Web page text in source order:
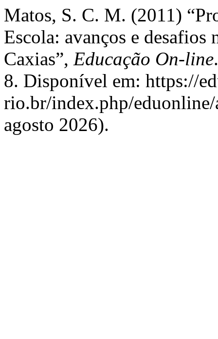
Matos, S. C. M. (2011)
Escola: avanços e desafios
Caxias”, Educação On-line
8. Disponível em: https://
rio.br/index.php/
agosto 2026).